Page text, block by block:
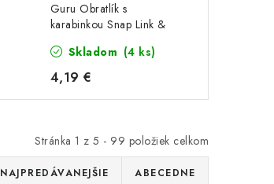
Guru Obratlík s
karabinkou Snap Link &
Skladom (4 ks)
4,19 €
Stránka 1 z 5 - 99 položiek celkom
NAJPREDÁVANEJŠIE ABECEDNE